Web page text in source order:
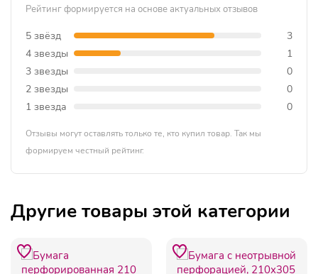
Рейтинг формируется на основе актуальных отзывов
5 звёзд
3
4 звезды
1
3 звезды
0
2 звезды
0
1 звезда
0
Отзывы могут оставлять только те, кто купил товар. Так мы
формируем честный рейтинг.
Другие товары этой категории